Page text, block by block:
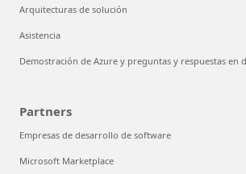
Arquitecturas de solución
Asistencia
Demostración de Azure y preguntas y respuestas en
Partners
Empresas de desarrollo de software
Microsoft Marketplace